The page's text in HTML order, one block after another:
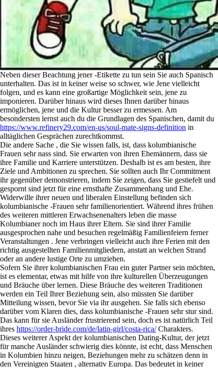
Neben dieser Beachtung jener -Etikette zu tun sein Sie auch Spanisch
unterhalten. Das ist in keiner weise so schwer, wie Jene vielleicht
folgen, und es kann eine großartige Möglichkeit sein, jene zu
imponieren. Darüber hinaus wird dieses Ihnen darüber hinaus
ermöglichen, jene und die Kultur besser zu ermessen. Am
besondersten lernst auch du die Grundlagen des Spanischen, damit du
https://www.refinery29.com/en-us/soul-mate-signs-definition in
alltäglichen Gesprächen zurechtkommst.
Die andere Sache , die Sie wissen falls, ist, dass kolumbianische
Frauen sehr nass sind. Sie erwarten von ihren Ehemännern, dass sie
ihre Familie und Karriere unterstützen. Deshalb ist es am besten, ihre
Ziele und Ambitionen zu sprechen. Sie sollten auch Ihr Commitment
ihr gegenüber demonstrieren, indem Sie zeigen, dass Sie gestiefelt und
gespornt sind jetzt für eine ernsthafte Zusammenhang und Ehe.
Widerwille ihrer neuen und liberalen Einstellung befinden sich
kolumbianische -Frauen sehr familienorientiert. Während ihres frühen
des weiteren mittleren Erwachsenenalters leben die masse
Kolumbianer noch im Haus ihrer Eltern. Sie sind ihrer Familie
ausgesprochen nahe und besuchen regelmäßig Familienfeiern ferner
Veranstaltungen . Jene verbringen vielleicht auch ihre Ferien mit den
richtig ausgestellten Familienmitgliedern, anstatt an welchen Strand
oder an andere lustige Orte zu umziehen.
Sofern Sie ihrer kolumbianischen Frau ein guter Partner sein möchten,
ist es elementar, etwas mit hilfe von ihre kulturellen Überzeugungen
und Bräuche über lernen. Diese Bräuche des weiteren Traditionen
werden ein Teil Ihrer Beziehung sein, also müssten Sie darüber
Mitteilung wissen, bevor Sie via ihr ausgehen. Sie falls sich ebenso
darüber vom Klaren dies, dass kolumbianische -Frauen sehr stur sind.
Das kann für sie Ausländer frustrierend sein, doch es ist natürlich Teil
ihres https://order-bride.com/de/latin-girl/costa-rica/Charakters.
Dieses weiterer Aspekt der kolumbianischen Dating-Kultur, der jetzt
für manche Ausländer schwierig dies könnte, ist echt, dass Menschen
in Kolumbien hinzu neigen, Beziehungen mehr zu schätzen denn in
den Vereinigten Staaten , alternativ Europa. Das bedeutet in keiner